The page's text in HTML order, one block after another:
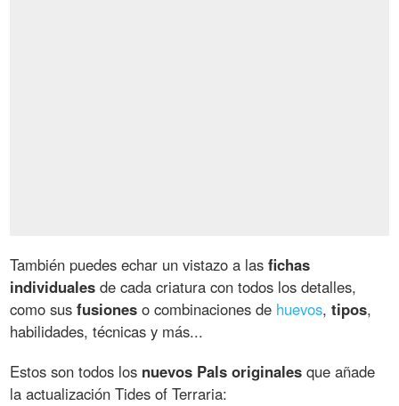
También puedes echar un vistazo a lasfichas
individuales de cada criatura con todos los detalles,
como susfusiones o combinaciones de huevos,tipos,
habilidades, técnicas y más...
Estos son todos los nuevos Pals originales que añade
la actualización Tides of Terraria: